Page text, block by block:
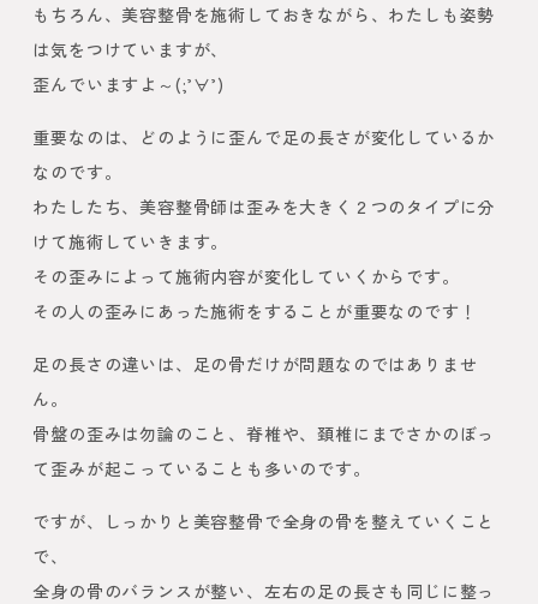
もちろん、美容整骨を施術しておきながら、わたしも姿勢
は気をつけていますが、
歪んでいますよ～(;’∀’)
重要なのは、どのように歪んで足の長さが変化しているか
なのです。
わたしたち、美容整骨師は歪みを大きく２つのタイプに分
けて施術していきます。
その歪みによって施術内容が変化していくからです。
その人の歪みにあった施術をすることが重要なのです！
足の長さの違いは、足の骨だけが問題なのではありませ
ん。
骨盤の歪みは勿論のこと、脊椎や、頚椎にまでさかのぼっ
て歪みが起こっていることも多いのです。
ですが、しっかりと美容整骨で全身の骨を整えていくこと
で、
全身の骨のバランスが整い、左右の足の長さも同じに整っ